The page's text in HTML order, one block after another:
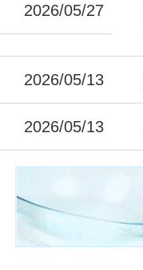
2026/05/27
2026/05/13
2026/05/13